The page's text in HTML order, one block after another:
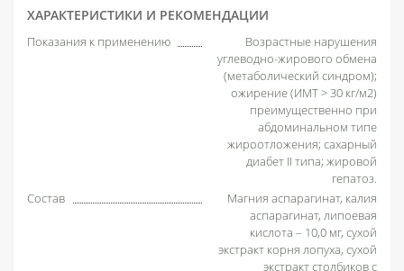
ХАРАКТЕРИСТИКИ И РЕКОМЕНДАЦИИ
Показания к применению
Возрастные нарушения
углеводно-жирового обмена
(метаболический синдром);
ожирение (ИМТ > 30 кг/м2)
преимущественно при
абдоминальном типе
жироотложения; сахарный
диабет II типа; жировой
гепатоз.
Состав
Магния аспарагинат, калия
аспарагинат, липоевая
кислота – 10,0 мг, сухой
экстракт корня лопуха, сухой
экстракт столбиков c